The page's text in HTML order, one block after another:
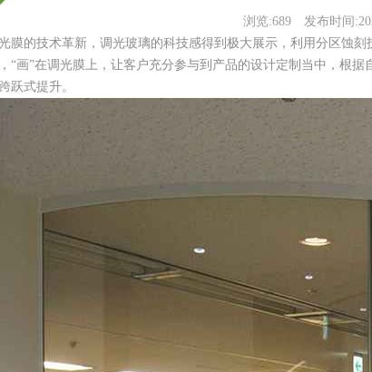
浏览:689
发布时间
膜的技术革新，调光玻璃的科技感得到极大展示，利用分区蚀
“画”在调光膜上，让客户充分参与到产品的设计定制当中，根
跃式提升。